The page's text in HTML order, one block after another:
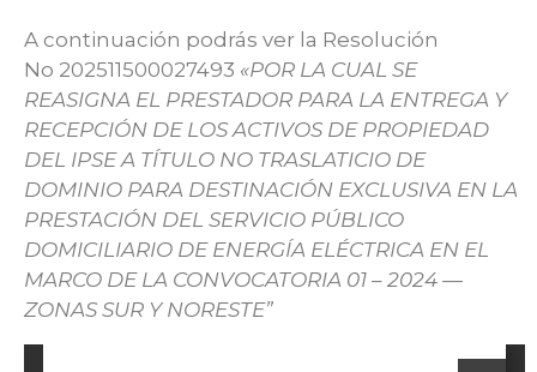
A continuación podrás ver la Resolución
No 202511500027493 «POR LA CUAL SE
REASIGNA EL PRESTADOR PARA LA ENTREGA Y
RECEPCIÓN DE LOS ACTIVOS DE PROPIEDAD
DEL IPSE A TÍTULO NO TRASLATICIO DE
DOMINIO PARA DESTINACIÓN EXCLUSIVA EN LA
PRESTACIÓN DEL SERVICIO PÚBLICO
DOMICILIARIO DE ENERGÍA ELÉCTRICA EN EL
MARCO DE LA CONVOCATORIA 01 – 2024 —
ZONAS SUR Y NORESTE”